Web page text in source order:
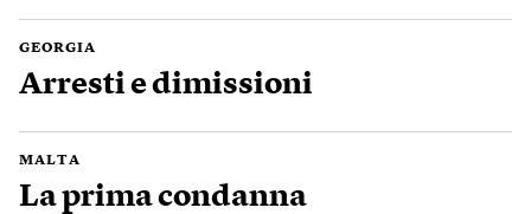
GEORGIA
Arresti e dimissioni
MALTA
La prima condanna